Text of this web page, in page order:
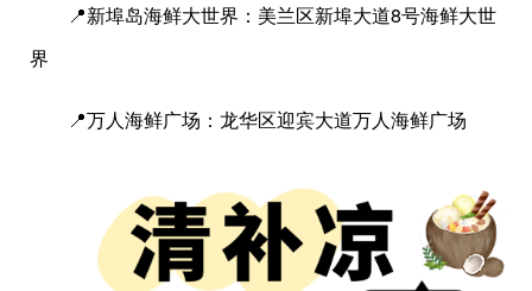
📍新埠岛海鲜大世界：美兰区新埠大道8号海鲜大世
界
📍万人海鲜广场：龙华区迎宾大道万人海鲜广场